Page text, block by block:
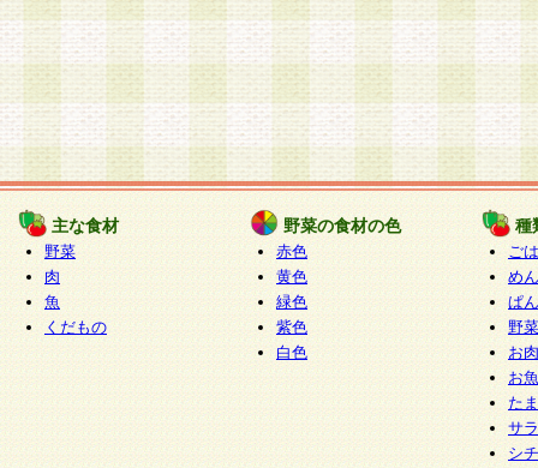
主な食材
野菜
肉
魚
くだもの
野菜の食材の色
赤色
黄色
緑色
紫色
白色
種
ご
めん
ぱん
野
お
お
た
サ
シ